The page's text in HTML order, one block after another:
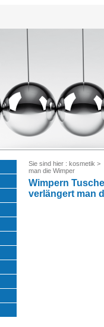
Sie sind hier : kosmetik >
man die Wimper
Wimpern
verlängert man